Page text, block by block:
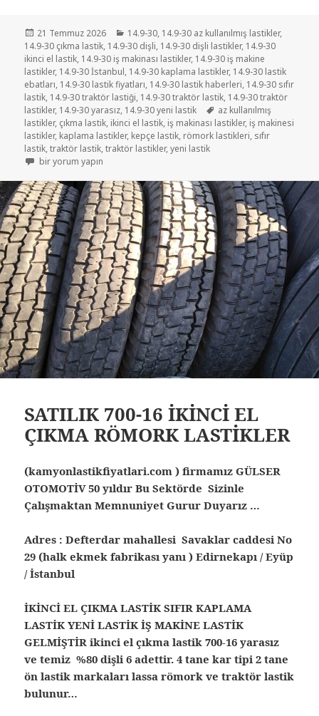
Yayın
tarihi
21 Temmuz 2026 Kategoriler
14.9-30, 14.9-30 az kullanılmış lastikler,
14.9-30 çıkma lastik, 14.9-30 dişli, 14.9-30 dişli lastikler, 14.9-30
ikinci el lastik, 14.9-30 iş makinası lastikler, 14.9-30 iş makine
lastikler, 14.9-30 İstanbul, 14.9-30 kaplama lastikler, 14.9-30 lastik
ebatları, 14.9-30 lastik fiyatları, 14.9-30 lastik haberleri, 14.9-30 sıfır
lastik, 14.9-30 traktör lastiği, 14.9-30 traktör lastik, 14.9-30 traktör
lastikler, 14.9-30 yarasız, 14.9-30 yeni lastik Etiketler
az kullanılmış
lastikler, çıkma lastik, ikinci el lastik, iş makinası lastikler, iş makinesi
lastikler, kaplama lastikler, kepçe lastik, römork lastikleri, sıfır
lastik,traktör lastik,traktör lastikler,yeni lastik
14.9-30 SATILIK TRAKTÖR LASTİKLER için
bir yorum yapın
SATILIK 700-16 İKİNCİ EL
ÇIKMA RÖMORK LASTİKLER
(kamyonlastikfiyatlari.com ) firmamız GÜLSER
OTOMOTİV 50 yıldır Bu Sektörde Sizinle
Çalışmaktan Memnuniyet Gurur Duyarız …
Adres : Defterdar mahallesi Savaklar caddesi No
29 (halk ekmek fabrikası yanı ) Edirnekapı / Eyüp
/ İstanbul
İKİNCİ EL ÇIKMA LASTİK SIFIR KAPLAMA
LASTİK YENİ LASTİK İŞ MAKİNE LASTİK
GELMİŞTİR ikinci el çıkma lastik 700-16 yarasız
ve temiz %80 dişli 6 adettir. 4 tane kar tipi 2 tane
ön lastik markaları lassa römork ve traktör lastik
bulunur…